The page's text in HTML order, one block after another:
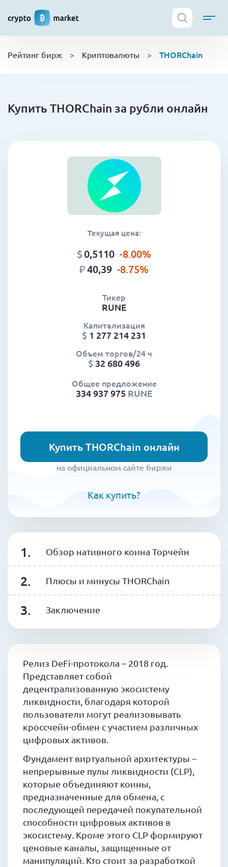
ТОП криптобирж
Криптовалюты
Кошельки
Новости
Рейтинг бирж > Криптовалюты > THORChain
Купить THORChain за рубли онлайн
Текущая цена:
$0,5110 -8.00%
₽40,39 -8.75%
Тикер
RUNE
Капитализация
$ 1 277 214 231
Объем торгов/24 ч
$ 32 680 496
Общее предложение
334 937 975 RUNE
Купить THORChain онлайн
на официальном сайте биржи
Как купить?
Обзор нативного коина Торчейн
Плюсы и минусы THORChain
Заключение
Релиз DeFi-протокола – 2018 год.
Представляет собой
децентрализованную экосистему
ликвидности, благодаря которой
пользователи могут реализовывать
кроссчейн-обмен с участием различных
цифровых активов.
Фундамент виртуальной архитектуры –
непрерывные пулы ликвидности (CLP),
которые объединяют коины,
предназначенные для обмена, с
последующей передачей покупательной
способности цифровых активов в
экосистему. Кроме этого CLP формируют
ценовые каналы, защищенные от
манипуляций. Кто стоит за разработкой